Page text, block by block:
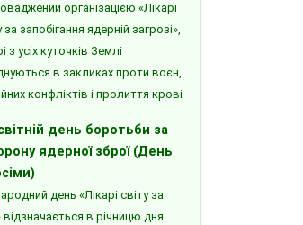
організацією «Лікарі
за запобігання ядерній загрозі»,
з усіх куточків Землі
в закликах проти воєн,
конфліктів і пролиття крові
день боротьби за
ядерної зброї (День
день «Лікарі світу за
в річницю дня